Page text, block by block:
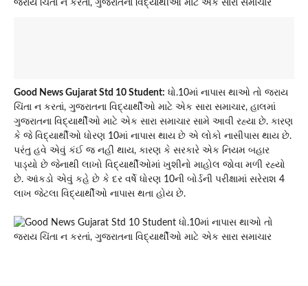
Good News Gujarat Std 10 Student: ધો.10માં નાપાસ થાઓ તો જરાય
ચિંતા ન કરતાં, ગુજરાતના વિદ્યાર્થીઓ માટે એક સારા સમાચાર, હાલમાં
ગુજરાતના વિદ્યાર્થીઓ માટે એક સારા સમાચાર સામે આવી રહ્યા છે. કારણ
કે જે વિદ્યાર્થીઓ ધોરણ 10માં નાપાસ થાય છે એ લોકો નાસીપાસ થાય છે.
પરંતુ હવે એવું કંઈ જ નહીં થાય, કારણ કે સરકારે એક નિયમ બહાર
પાડ્યો છે જેનાથી લાખો વિદ્યાર્થીઓમાં ખુશીનો માહોલ જોવા મળી રહ્યો
છે. આંકડો એવું કહે છે કે દર વર્ષે ધોરણ 10ની બોર્ડની પરીક્ષામાં સરેરાશ 4
લાખ જેટલા વિદ્યાર્થીઓ નાપાસ થતા હોય છે.